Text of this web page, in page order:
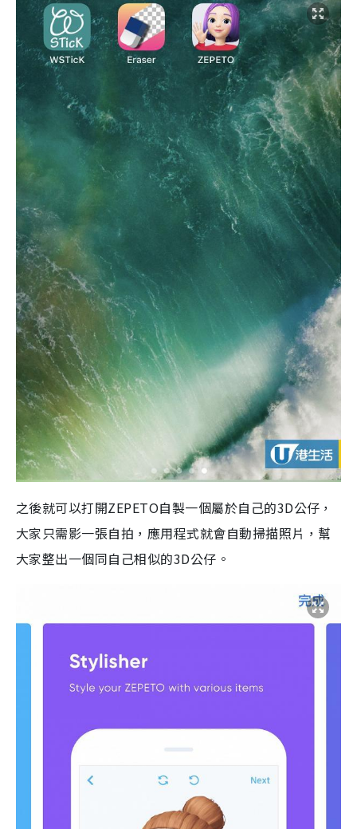
之後就可以打開ZEPETO自製一個屬於自己的3D公仔，
大家只需影一張自拍，應用程式就會自動掃描照片，幫
大家整出一個同自己相似的3D公仔。